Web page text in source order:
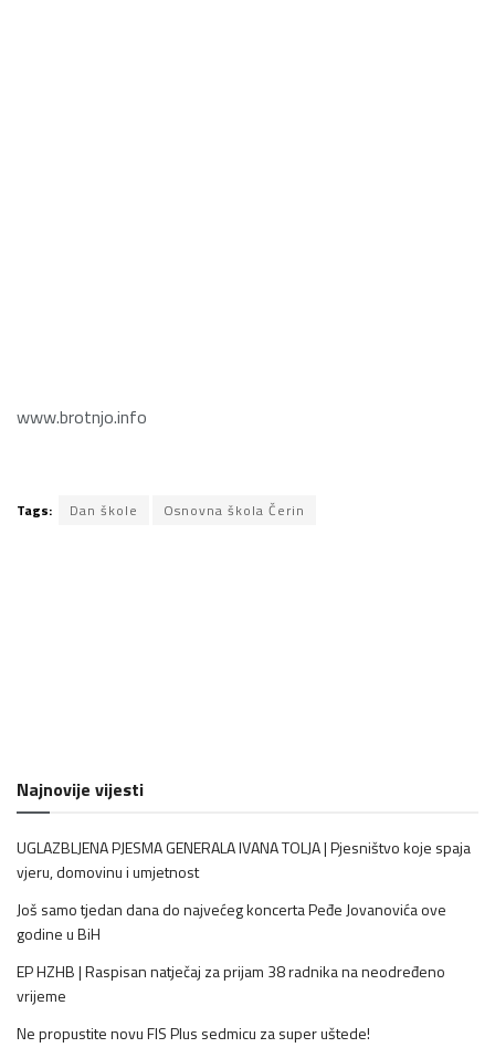
www.brotnjo.info
Tags: Dan škole Osnovna škola Čerin
Najnovije vijesti
UGLAZBLJENA PJESMA GENERALA IVANA TOLJA | Pjesništvo koje spaja
vjeru, domovinu i umjetnost
Još samo tjedan dana do najvećeg koncerta Peđe Jovanovića ove
godine u BiH
EP HZHB | Raspisan natječaj za prijam 38 radnika na neodređeno
vrijeme
Ne propustite novu FIS Plus sedmicu za super uštede!